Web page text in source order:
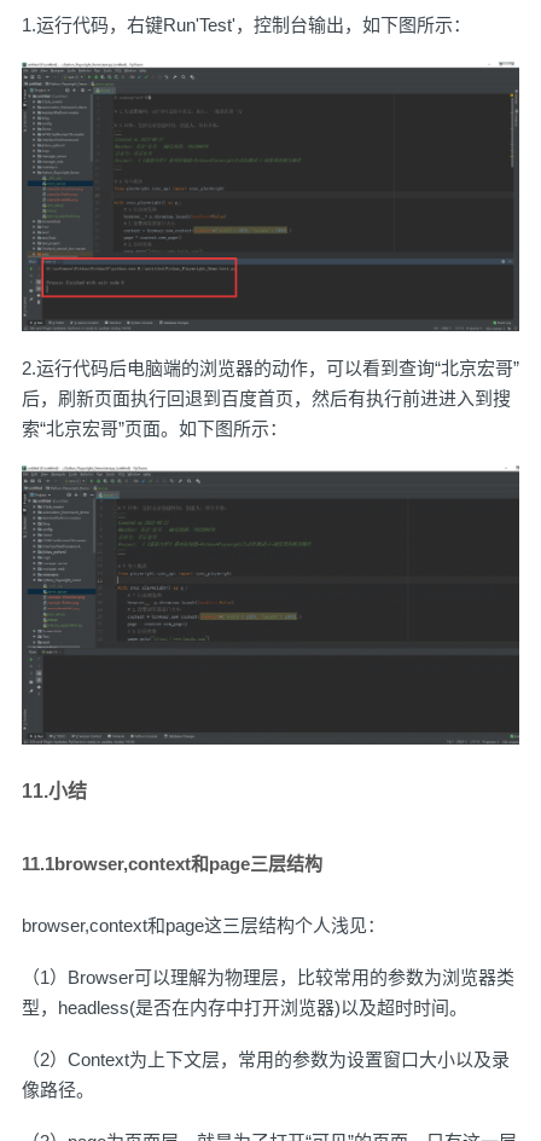
1.运行代码，右键Run'Test'，控制台输出，如下图所示：
2.运行代码后电脑端的浏览器的动作，可以看到查询“北京宏哥”
后，刷新页面执行回退到百度首页，然后有执行前进进入到搜
索“北京宏哥”页面。如下图所示：
11.小结
11.1browser,context和page三层结构
browser,context和page这三层结构个人浅见：
（1）Browser可以理解为物理层，比较常用的参数为浏览器类
型，headless(是否在内存中打开浏览器)以及超时时间。
（2）Context为上下文层，常用的参数为设置窗口大小以及录
像路径。